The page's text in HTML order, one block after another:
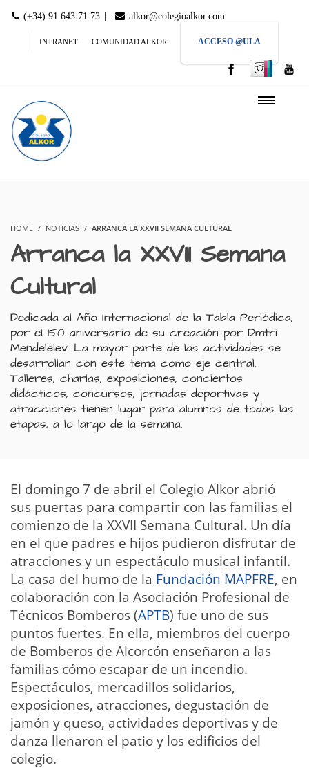
(+34) 91 643 71 73 | alkor@colegioalkor.com
INTRANET COMUNIDAD ALKOR ACCESO @ULA
HOME NOTICIAS ARRANCA LA XXVII SEMANA CULTURAL
Arranca la XXVII Semana
Cultural
Dedicada al Año Internacional de la Tabla Periódica,
por el 150 aniversario de su creación por Dmtri
Mendeleiev. La mayor parte de las actividades se
desarrollan con este tema como eje central.
Talleres, charlas, exposiciones, conciertos
didácticos, concursos, jornadas deportivas y
atracciones tienen lugar para alumnos de todas las
etapas, a lo largo de la semana.
El domingo 7 de abril el Colegio Alkor abrió
sus puertas para compartir con las familias el
comienzo de la XXVII Semana Cultural. Un día
en el que padres e hijos pudieron disfrutar de
atracciones y un espectáculo musical infantil.
La casa del humo de la Fundación MAPFRE, en
colaboración con la Asociación Profesional de
Técnicos Bomberos (APTB) fue uno de sus
puntos fuertes. En ella, miembros del cuerpo
de Bomberos de Alcorcón enseñaron a las
familias cómo escapar de un incendio.
Espectáculos, mercadillos solidarios,
exposiciones, atracciones, degustación de
jamón y queso, actividades deportivas y de
danza llenaron el patio y los edificios del
colegio.